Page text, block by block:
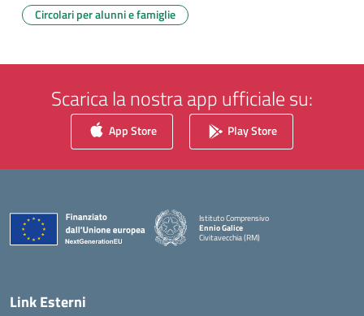
Circolari per alunni e famiglie
Scarica la nostra app ufficiale su:
App Store Play Store
Istituto Comprensivo
Ennio Galice
Civitavecchia (RM)
Link Esterni